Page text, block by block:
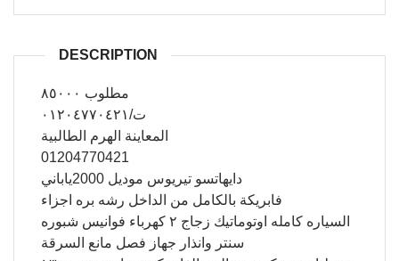
DESCRIPTION
مطلوب ٨٥٠٠٠
ت/٠١٢٠٤٧٧٠٤٢١
المعاينة الهرم الطالبية
01204770421
دايهاتسو تيريوس موديل 2000ياباني
فابريكة بالكامل من الداخل رشه بره اجزاء
السياره كامله اوتوماتيك زجاج ٢ كهرباء فوانيس شبوره
سنتر وانذار جهاز فصل مانع السرقة